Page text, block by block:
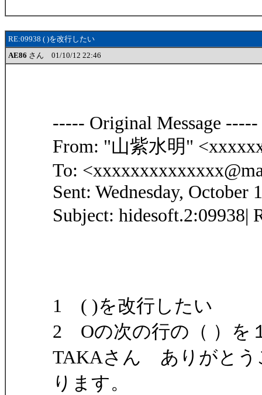
RE:09938 ( )を改行したい
AE86 さん 01/10/12 22:46
----- Original Message -----
From: "山紫水明"
To:
Sent: Wednesday, October
Subject:
1 ( )を改行したい
2 Oの次の行の（ ）を
TAKAさん ありがとう
ります。